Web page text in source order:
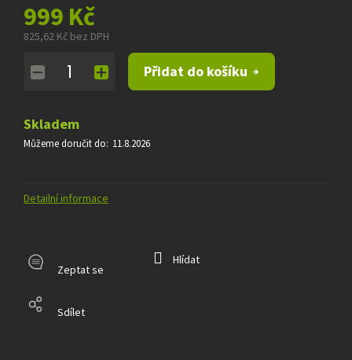
999 Kč
825,62 Kč bez DPH
cena:
Přidat do košíku
Skladem
Můžeme doručit do: 11.8.2026
Detailní informace
Zeptat se
Hlídat
Sdílet